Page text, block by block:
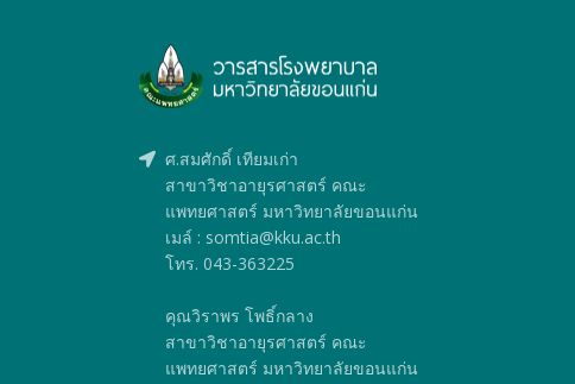
ศ.สมศักดิ์ เทียมเก่า
สาขาวิชาอายุรศาสตร์ คณะ
แพทยศาสตร์ มหาวิทยาลัยขอนแก่น
เมล์ : somtia@kku.ac.th
โทร. 043-363225
คุณวิราพร โพธิ์กลาง
สาขาวิชาอายุรศาสตร์ คณะ
แพทยศาสตร์ มหาวิทยาลัยขอนแก่น